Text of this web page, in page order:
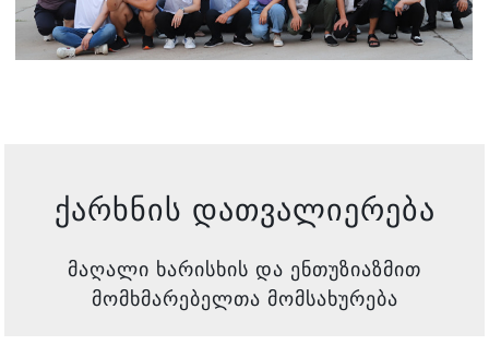
ქარხნის დათვალიერება
მაღალი ხარისხის და ენთუზიაზმით
მომხმარებელთა მომსახურება